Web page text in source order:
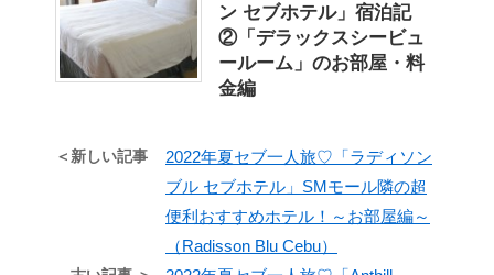
ン セブホテル」宿泊記
②「デラックスシービュ
ールーム」のお部屋・料
金編
＜新しい記事
2022年夏セブ一人旅♡「ラディソン
ブル セブホテル」SMモール隣の超
便利おすすめホテル！～お部屋編～
（Radisson Blu Cebu）